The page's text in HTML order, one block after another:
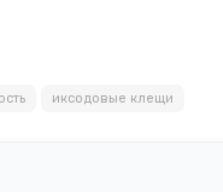
иксодовые клещи